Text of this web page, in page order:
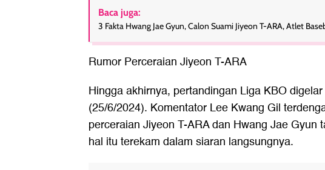
Baca juga:
3 Fakta Hwang Jae Gyun, Calon Suami Jiyeon T-ARA, Atlet
Rumor Perceraian Jiyeon T-ARA
Hingga akhirnya, pertandingan Liga KBO
(25/6/2024). Komentator Lee Kwang Gil
perceraian Jiyeon T-ARA dan Hwang Jae Gyun
hal itu terekam dalam siaran langsungnya.